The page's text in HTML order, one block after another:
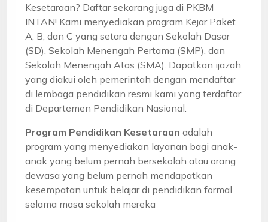
Kesetaraan? Daftar sekarang juga di PKBM
INTAN! Kami menyediakan program Kejar Paket
A, B, dan C yang setara dengan Sekolah Dasar
(SD), Sekolah Menengah Pertama (SMP), dan
Sekolah Menengah Atas (SMA). Dapatkan ijazah
yang diakui oleh pemerintah dengan mendaftar
di lembaga pendidikan resmi kami yang terdaftar
di Departemen Pendidikan Nasional.
Program Pendidikan Kesetaraan adalah
program yang menyediakan layanan bagi anak-
anak yang belum pernah bersekolah atau orang
dewasa yang belum pernah mendapatkan
kesempatan untuk belajar di pendidikan formal
selama masa sekolah mereka